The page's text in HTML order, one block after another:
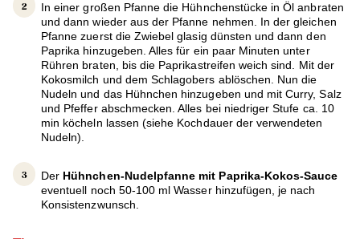
In einer großen Pfanne die Hühnchenstücke in Öl anbraten
und dann wieder aus der Pfanne nehmen. In der gleichen
Pfanne zuerst die Zwiebel glasig dünsten und dann den
Paprika hinzugeben. Alles für ein paar Minuten unter
Rühren braten, bis die Paprikastreifen weich sind. Mit der
Kokosmilch und dem Schlagobers ablöschen. Nun die
Nudeln und das Hühnchen hinzugeben und mit Curry, Salz
und Pfeffer abschmecken. Alles bei niedriger Stufe ca. 10
min köcheln lassen (siehe Kochdauer der verwendeten
Nudeln).
Der Hühnchen-Nudelpfanne mit Paprika-Kokos-Sauce
eventuell noch 50-100 ml Wasser hinzufügen, je nach
Konsistenzwunsch.